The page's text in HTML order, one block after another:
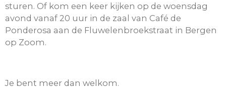
sturen. Of kom een keer kijken op de woensdag
avond vanaf 20 uur in de zaal van Café de
Ponderosa aan de Fluwelenbroekstraat in Bergen
op Zoom.
Je bent meer dan welkom.